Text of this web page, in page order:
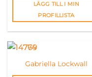
LÄGG TILL I MIN
PROFILLISTA
Gabriella Lockwall